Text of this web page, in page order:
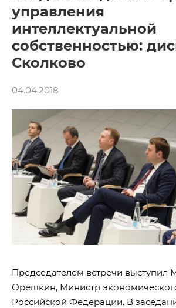
управления
интеллектуальной
собственностью:
Сколково
04.04.2018
Председателем встречи выступил
Орешкин, Министр
Российской Федерации. В